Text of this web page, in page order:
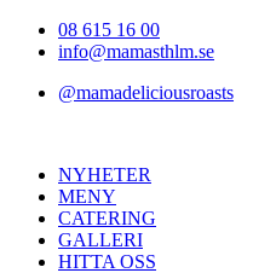
Hoppa08 615 16 00
info@mamasthlm.se
@mamadeliciousroasts
NYHETER
MENY
CATERING
GALLERI
HITTA OSS